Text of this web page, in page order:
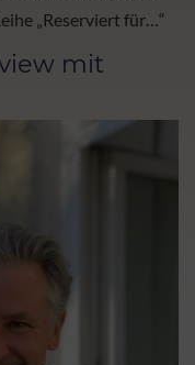
„Reserviert für…“
mit